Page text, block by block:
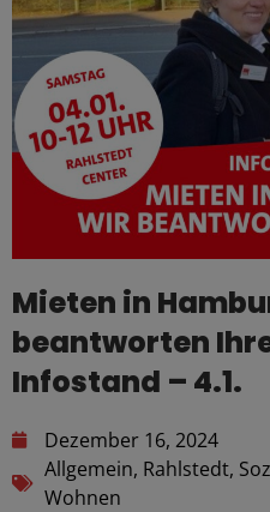
Mieten in
beantworten
Infostand – 4.1.
Dezember 16, 2024
Allgemein, Rahlstedt,
Wohnen